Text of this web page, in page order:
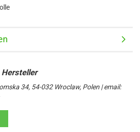
34, 54-032 Wroclaw, Polen | email: